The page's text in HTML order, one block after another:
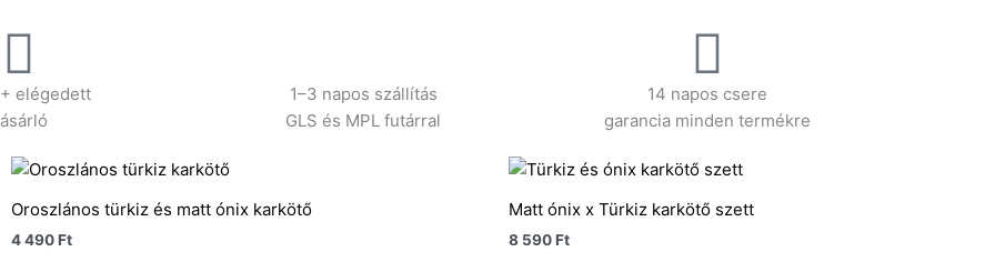
elégedett
1–3 napos szállítás
GLS és MPL futárral
14 napos csere
garancia minden termékre
Oroszlános türkiz és matt ónix karkötő
4 490Ft
Matt ónix x Türkiz karkötő szett
8 590Ft